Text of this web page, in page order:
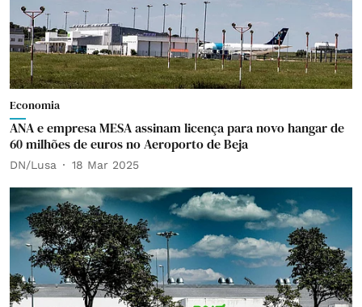
Economia
ANA e empresa MESA assinam licença para novo hangar de
60 milhões de euros no Aeroporto de Beja
DN/Lusa 18 Mar 2025